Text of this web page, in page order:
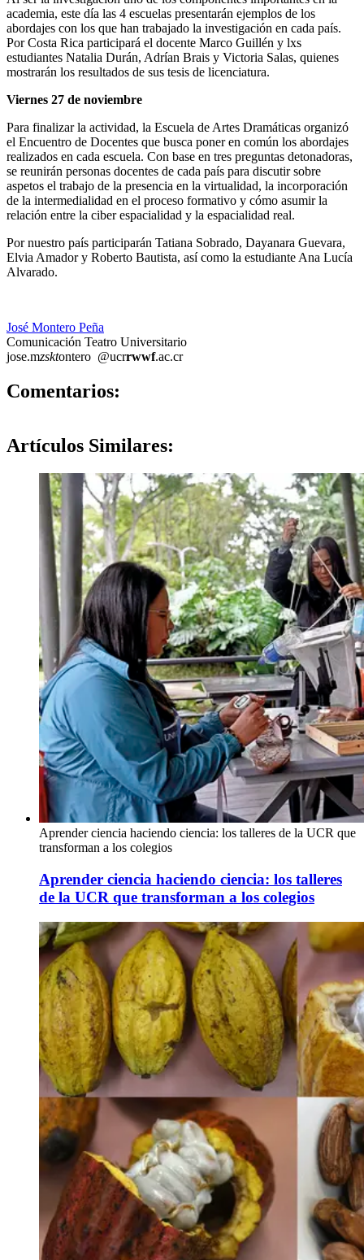
academia, este día las 4 escuelas presentarán ejemplos de los
abordajes con los que han trabajado la investigación en cada país.
Por Costa Rica participará el docente Marco Guillén y lxs
estudiantes Natalia Durán, Adrían Brais y Victoria Salas, quienes
mostrarán los resultados de sus tesis de licenciatura.
Viernes 27 de noviembre
Para finalizar la actividad, la Escuela de Artes Dramáticas organizó
el Encuentro de Docentes que busca poner en común los abordajes
realizados en cada escuela. Con base en tres preguntas detonadoras,
se reunirán personas docentes de cada país para discutir sobre
aspetos el trabajo de la presencia en la virtualidad, la incorporación
de la intermedialidad en el proceso formativo y cómo asumir la
relación entre la ciber espacialidad y la espacialidad real.
Por nuestro país participarán Tatiana Sobrado, Dayanara Guevara,
Elvia Amador y Roberto Bautista, así como la estudiante Ana Lucía
Alvarado.
José Montero Peña
Comunicación Teatro Universitario
jose.mzsktontero @ucrrwwf.ac.cr
Comentarios:
Artículos Similares:
Aprender ciencia haciendo ciencia: los talleres de la UCR que
transforman a los colegios
Aprender ciencia haciendo ciencia: los talleres
de la UCR que transforman a los colegios